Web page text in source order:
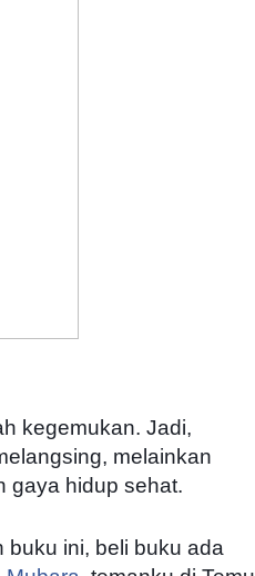
kegemukan. Jadi,
melainkan
gaya hidup sehat.
buku ini, beli buku ada